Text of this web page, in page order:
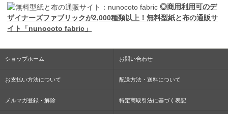
◎商用利用可のデ
ザイナーズファブリックが2,000種類以上！無料型紙と布の通販サ
イト「nunocoto fabric」
ショップホーム お問い合わせ
お支払い方法について 配送方法・送料について
メルマガ登録・解除 特定商取引法に基づく表記